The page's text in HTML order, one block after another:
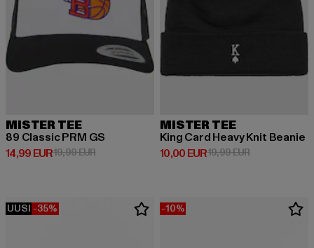
MISTER TEE
89 Classic PRM GS
14,99 EUR
Ajankohtainen hinta: 14,99 EUR
19,99 EURKampanjahinta: 19,99 EUR
MISTER TEE
King Card Heavy Knit Beanie
10,00 EUR
Ajankohtainen hinta: 10,00 EUR
19,99 EUR
UUSI -35% -10%